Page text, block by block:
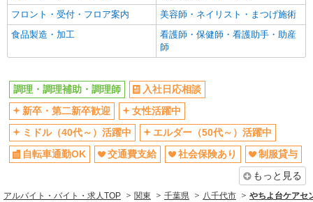
昼
夕方
髪型・髪色自由
車通勤OK
残業ほぼなし
同じ職種から求人を探す
飲食・フード
調理・調理補助・調理師
同じ特徴から求人を探す
フロント・受付・フロア案内
美容師・ネイリスト・まつげ施術
食品製造・加工
看護師・保健師・看護助手・助産
師
調理・調理補助・調理師
入社日応相談
新卒・第二新卒歓迎
女性活躍中
ミドル（40代～）活躍中
エルダー（50代～）活躍中
自転車通勤OK
交通費支給 社会保険あり
制服貸与
もっと見る
アルバイト・バイト・求人TOP 関東 千葉県 八千代市 やちよ台ケアセ